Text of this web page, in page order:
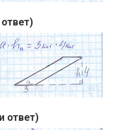
ответ)